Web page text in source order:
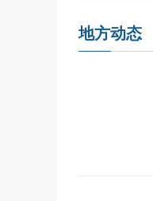
地方动态